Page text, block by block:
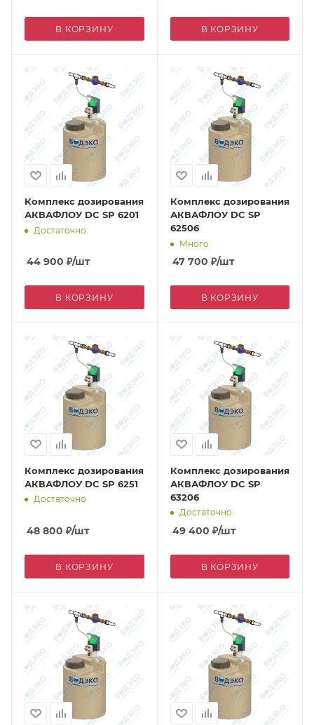
В КОРЗИНУ В КОРЗИНУ
Комплекс дозирования
АКВАФЛОУ DC SP 6201
Достаточно
44 900 ₽/шт
В КОРЗИНУ
Комплекс дозирования
АКВАФЛОУ DC SP
62506
Много
47 700 ₽/шт
В КОРЗИНУ
Комплекс дозирования
АКВАФЛОУ DC SP 6251
Достаточно
48 800 ₽/шт
В КОРЗИНУ
Комплекс дозирования
АКВАФЛОУ DC SP
63206
Достаточно
49 400 ₽/шт
В КОРЗИНУ